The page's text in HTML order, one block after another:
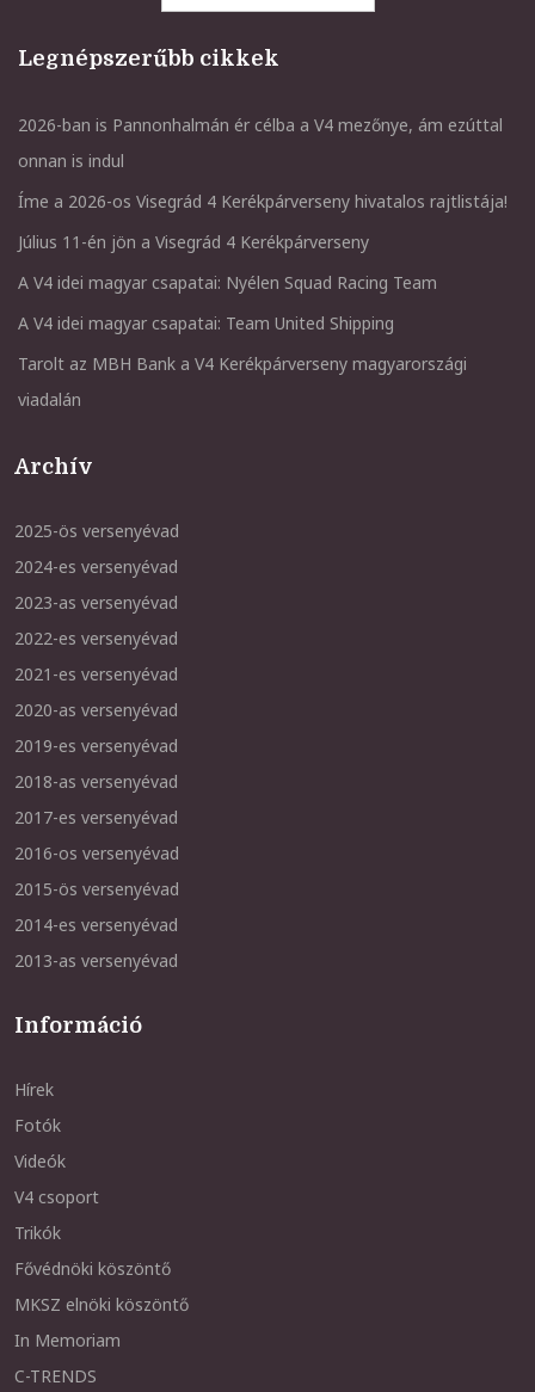
Legnépszerűbb cikkek
2026-ban is Pannonhalmán ér célba a V4 mezőnye, ám ezúttal
onnan is indul
Íme a 2026-os Visegrád 4 Kerékpárverseny hivatalos rajtlistája!
Július 11-én jön a Visegrád 4 Kerékpárverseny
A V4 idei magyar csapatai: Nyélen Squad Racing Team
A V4 idei magyar csapatai: Team United Shipping
Tarolt az MBH Bank a V4 Kerékpárverseny magyarországi
viadalán
Archív
2025-ös versenyévad
2024-es versenyévad
2023-as versenyévad
2022-es versenyévad
2021-es versenyévad
2020-as versenyévad
2019-es versenyévad
2018-as versenyévad
2017-es versenyévad
2016-os versenyévad
2015-ös versenyévad
2014-es versenyévad
2013-as versenyévad
Információ
Hírek
Fotók
Videók
V4 csoport
Trikók
Fővédnöki köszöntő
MKSZ elnöki köszöntő
In Memoriam
C-TRENDS